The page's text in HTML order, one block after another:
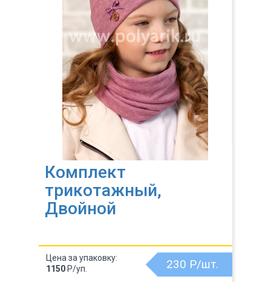
Комплект
трикотажный,
Двойной
230 Р/шт.
Цена за упаковку:
1150 Р/уп.